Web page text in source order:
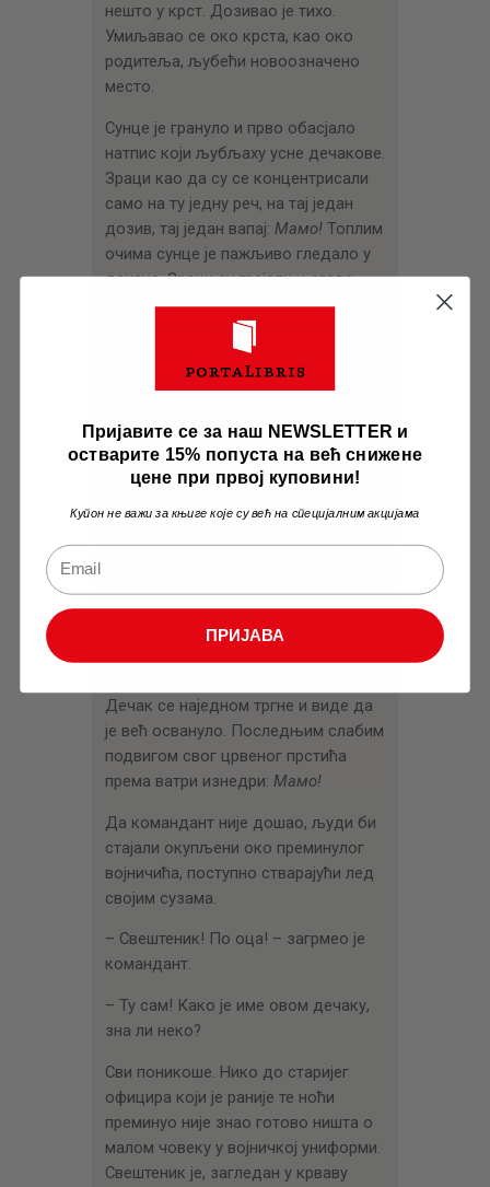
нешто у крст. Дозивао је тихо.
Умиљавао се око крста, као око
родитеља, љубећи новоозначено
место.
Сунце је грануло и прво обасјало
натпис који љубљаху усне дечакове.
Зраци као да су се концентрисали
само на ту једну реч, на тај један
дозив, тај један вапај: Мамо! Топлим
очима сунце је пажљиво гледало у
дечака. Зраци су грејали његове
вечно отворене очи које су гледале
, а светлост му је миловала
риђу косицу. Кружна литанија врана
устремљиваше се ка хумци. Одавно
заспалога, да их није одбијала
златост крста с хумке.
је да утопљава дечака, све док није
дотакао сневидеће дно. – Чуо се
–Мали! Мали! Не и ти! Не и ти! –
углас су викале жене док га је
Синиша тресао.
Дечак се наједном тргне и виде да
је већ освануло. Последњим слабим
подвигом свог црвеног прстића
према ватри изнедри: Мамо!
Да командант није дошао, људи би
стајали окупљени око преминулог
војничића, поступно стварајући лед
својим сузама.
– Свештеник! По оца! – загрмео је
командант.
– Ту сам! Како је име овом дечаку,
зна ли неко?
Сви поникоше. Нико до старијег
официра који је раније те ноћи
преминуо није знао готово ништа о
малом човеку у војничкој униформи.
Свештеник је, загледан у крваву
Пријавите се за наш NEWSLETTER и
остварите 15% попуста на већ снижене
цене при првој куповини!
Купон не важи за књиге које су већ на специјалним акцијама
ПРИЈАВА